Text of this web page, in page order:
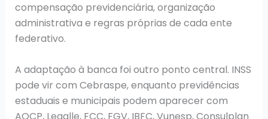
compensação previdenciária, organização
administrativa e regras próprias de cada ente
federativo.
A adaptação à banca foi outro ponto central. INSS
pode vir com Cebraspe, enquanto previdências
estaduais e municipais podem aparecer com